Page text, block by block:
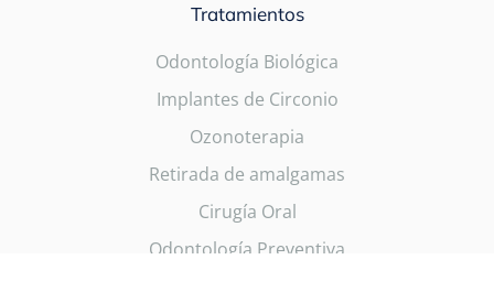
Tratamientos
Odontología Biológica
Implantes de Circonio
Ozonoterapia
Retirada de amalgamas
Cirugía Oral
Odontología Preventiva